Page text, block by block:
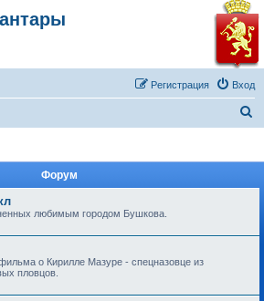
Вход
Регистрация
Форум
любимым городом Бушкова.
о Кирилле Мазуре - спецназовце из
пловцов.